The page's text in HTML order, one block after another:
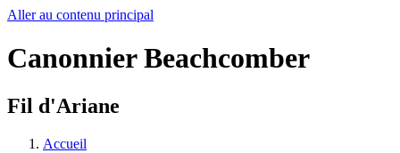
Aller au contenu principal
Canonnier Beachcomber
Fil d'Ariane
Accueil